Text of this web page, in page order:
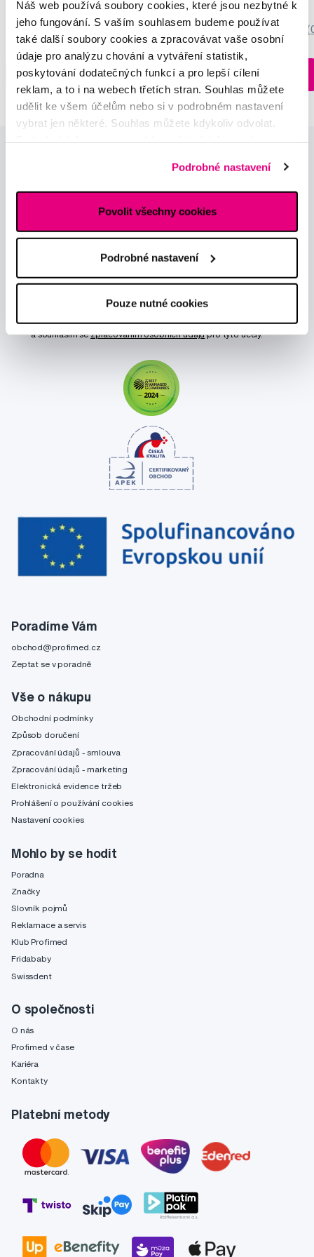
Náš web používá soubory cookies, které jsou nezbytné k
jeho fungování. S vaším souhlasem budeme používat
také další soubory cookies a zpracovávat vaše osobní
údaje pro analýzu chování a vytváření statistik,
poskytování dodatečných funkcí a pro lepší cílení
reklam, a to i na webech třetích stran. Souhlas můžete
udělit ke všem účelům nebo si v podrobném nastavení
vybrat jen některé. Souhlas můžete kdykoliv odvolat.
Podrobné nastavení
Povolit všechny cookies
Podrobné nastavení
Pouze nutné cookies
3 699 Kč
Do košíku
Skladem > 5 ks
Ihned na
12 prodejnách
259 Kč
Do košíku
Poradíme Vám
obchod@profimed.cz
Zeptat se v poradně
Vše o nákupu
Obchodní podmínky
Způsob doručení
Zpracování údajů - smlouva
Zpracování údajů - marketing
Elektronická evidence tržeb
Prohlášení o používání cookies
Nastavení cookies
Mohlo by se hodit
Poradna
Značky
Slovník pojmů
Reklamace a servis
Klub Profimed
Fridababy
Swissdent
O společnosti
O nás
Profimed v čase
Kariéra
Kontakty
Platební metody
Novinky a nabídky
Odebírat
Chci dostávat informace o novinkách a akčních nabídkách
a souhlasím sezpracováním osobních údajůpro tyto účely.